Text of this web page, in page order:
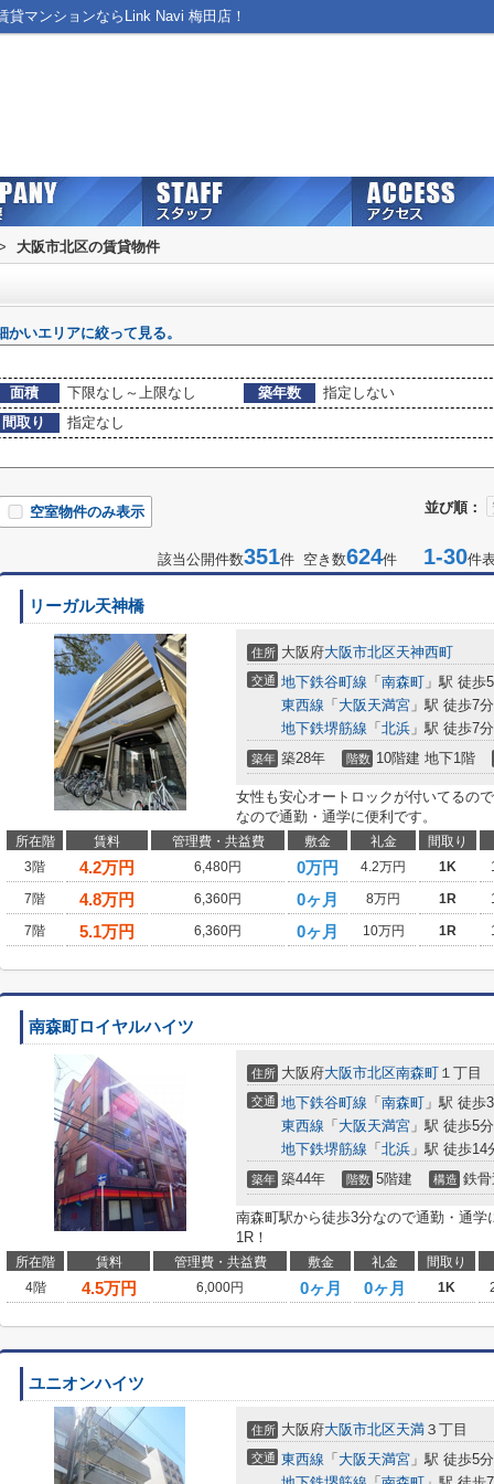
マンションならLink Navi 梅田店！
大阪市北区の賃貸物件
いエリアに絞って見る。
面積 下限なし～上限なし 築年数
指定しない
間取り
指定なし
並び順：
空室物件のみ表示
該当公開件数351件 空き数624件 1-30件
リーガル天神橋
住所 大阪府大阪市北区天神西町
交通 地下鉄谷町線 「 南森町 」駅 徒歩
東西線 「 大阪天満宮 」駅 徒歩7分
地下鉄堺筋線 「 北浜 」駅 徒歩7分
築年 築28年 階数 10階建 地下1階
女性も安心オートロックが付いてるの
なので通勤・通学に便利です。
所在階 賃料 管理費・共益費 敷金 礼金
間取り
3階
4.2万円 6,480円 0万円 4.2万円 1K
7階 4.8万円 6,360円 0ヶ月 8万円 1R
7階 5.1万円 6,360円 0ヶ月 10万円 1R
南森町ロイヤルハイツ
住所 大阪府大阪市北区南森町 １丁目
交通 地下鉄谷町線 「 南森町 」駅 徒歩
東西線 「 大阪天満宮 」駅 徒歩5分
地下鉄堺筋線 「 北浜 」駅 徒歩14
築年 築44年 階数 5階建 構造 鉄
南森町駅から徒歩3分なので通勤・通
1R！
所在階 賃料 管理費・共益費 敷金 礼金
間取り
4階
4.5万円 6,000円 0ヶ月 0ヶ月 1K
ユニオンハイツ
住所 大阪府大阪市北区天満 ３丁目
交通 東西線 「 大阪天満宮 」駅 徒歩5分